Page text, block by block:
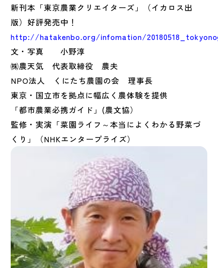
新刊本「東京農業クリエイターズ」（イカロス出
版）好評発売中！
http://hatakenbo.org/infomation/
文・写真 小野淳
㈱農天気 代表取締役 農夫
NPO法人 くにたち農園の会 理事長
東京・国立市を拠点に幅広く農体験を提供
「都市農業必携ガイド」(農文協）
監修・実演「菜園ライフ～本当によくわかる野菜づ
くり」（NHKエンタープライズ）